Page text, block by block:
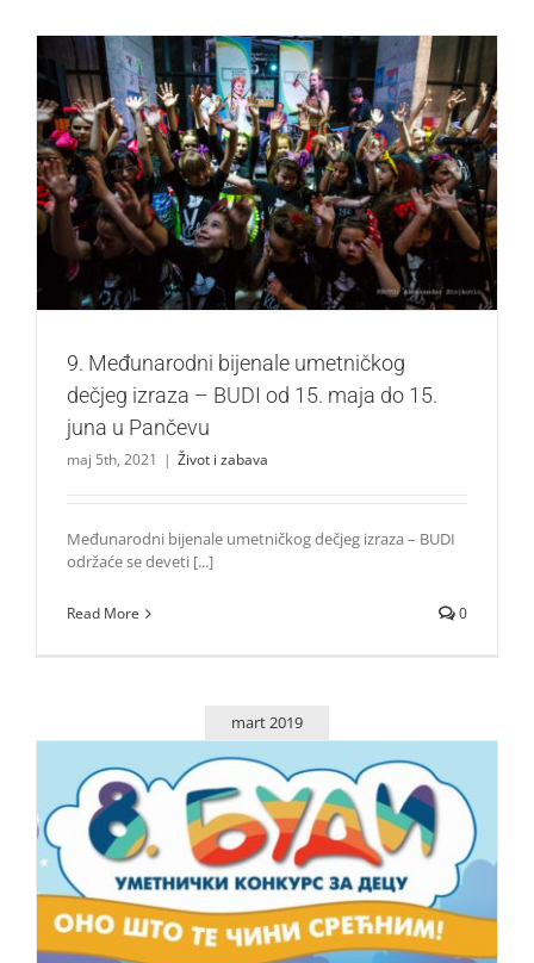
9. Međunarodni bijenale umetničkog dečjeg izraza – BUDI
od 15. maja do 15. juna u Pančevu
Život i zabava
9. Međunarodni bijenale umetničkog
dečjeg izraza – BUDI od 15. maja do 15.
juna u Pančevu
maj 5th, 2021 | Život i zabava
Međunarodni bijenale umetničkog dečjeg izraza – BUDI
održaće se deveti [...]
Read More 0
mart 2019
BUDI – Otvoren umetnički konkurs za decu
Život i zabava